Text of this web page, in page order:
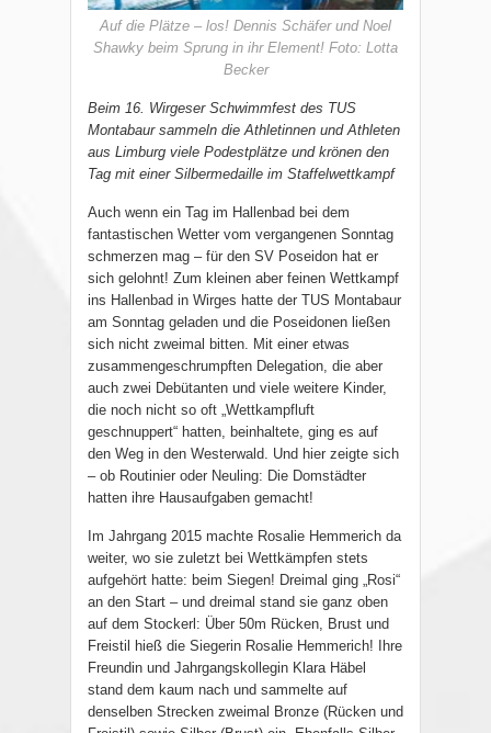
Auf die Plätze – los! Dennis Schäfer und Noel
Shawky beim Sprung in ihr Element! Foto: Lotta
Becker
Beim 16. Wirgeser Schwimmfest des TUS
Montabaur sammeln die Athletinnen und Athleten
aus Limburg viele Podestplätze und krönen den
Tag mit einer Silbermedaille im Staffelwettkampf
Auch wenn ein Tag im Hallenbad bei dem
fantastischen Wetter vom vergangenen Sonntag
schmerzen mag – für den SV Poseidon hat er
sich gelohnt! Zum kleinen aber feinen Wettkampf
ins Hallenbad in Wirges hatte der TUS Montabaur
am Sonntag geladen und die Poseidonen ließen
sich nicht zweimal bitten. Mit einer etwas
zusammengeschrumpften Delegation, die aber
auch zwei Debütanten und viele weitere Kinder,
die noch nicht so oft „Wettkampfluft
geschnuppert“ hatten, beinhaltete, ging es auf
den Weg in den Westerwald. Und hier zeigte sich
– ob Routinier oder Neuling: Die Domstädter
hatten ihre Hausaufgaben gemacht!
Im Jahrgang 2015 machte Rosalie Hemmerich da
weiter, wo sie zuletzt bei Wettkämpfen stets
aufgehört hatte: beim Siegen! Dreimal ging „Rosi“
an den Start – und dreimal stand sie ganz oben
auf dem Stockerl: Über 50m Rücken, Brust und
Freistil hieß die Siegerin Rosalie Hemmerich! Ihre
Freundin und Jahrgangskollegin Klara Häbel
stand dem kaum nach und sammelte auf
denselben Strecken zweimal Bronze (Rücken und